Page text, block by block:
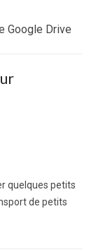
Google Drive
quelques petits
de petits